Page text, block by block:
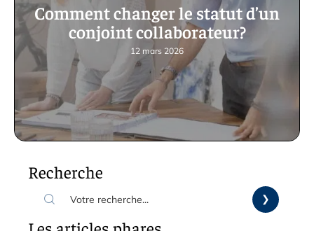
Comment changer le statut d’un
conjoint collaborateur?
12 mars 2026
Recherche